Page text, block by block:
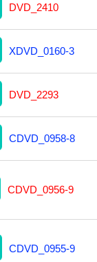
DVD_2410
XDVD_0160-3
DVD_2293
CDVD_0958-8
CDVD_0956-9
CDVD_0955-9